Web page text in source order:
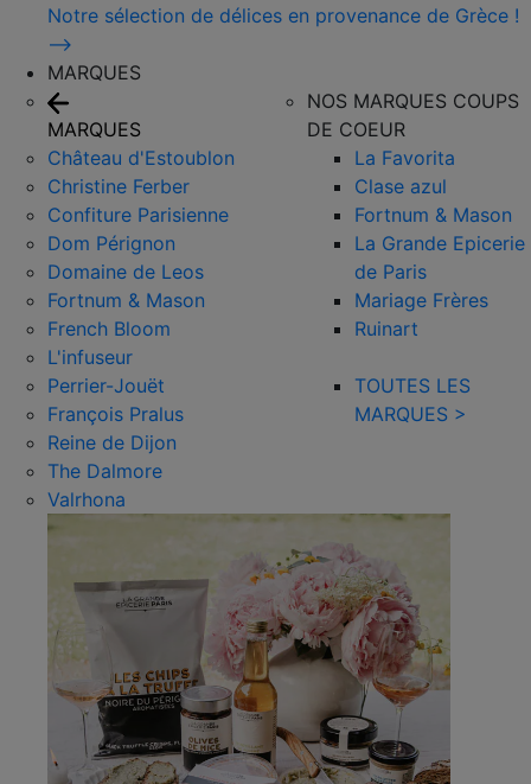
Notre sélection de délices en provenance de Grèce !
⟶
MARQUES
MARQUES
Château d'Estoublon
Christine Ferber
Confiture Parisienne
Dom Pérignon
Domaine de Leos
Fortnum & Mason
French Bloom
L'infuseur
Perrier-Jouët
François Pralus
Reine de Dijon
The Dalmore
Valrhona
NOS MARQUES COUPS
DE COEUR
La Favorita
Clase azul
Fortnum & Mason
La Grande Epicerie
de Paris
Mariage Frères
Ruinart
TOUTES LES
MARQUES >